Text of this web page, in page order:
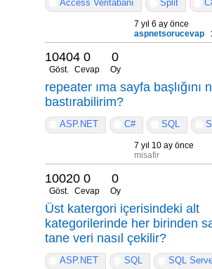
Access Veritabanı Split
7 yıl 6 ay önce
aspnetsorucevap
10404
Göst.
0
Cevap
0
Oy
repeater ıma sayfa başlığını
bastırabilirim?
ASP.NET C# SQL
7 yıl 10 ay önce
misafir
10020
Göst.
0
Cevap
0
Oy
Üst katergori içerisindeki alt
kategorilerinde her birinden
tane veri nasıl çekilir?
ASP.NET SQL SQL